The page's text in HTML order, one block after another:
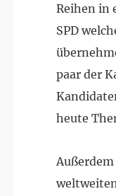
Reihen in
SPD
paar der
heute